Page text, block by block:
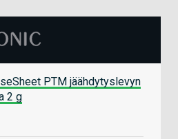
PTM jäähdytyslevyn
2 g